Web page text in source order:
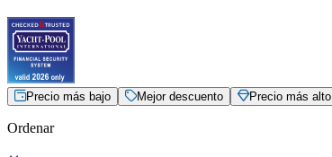
Precio más bajo Mejor descuento Precio más alto
Ordenar